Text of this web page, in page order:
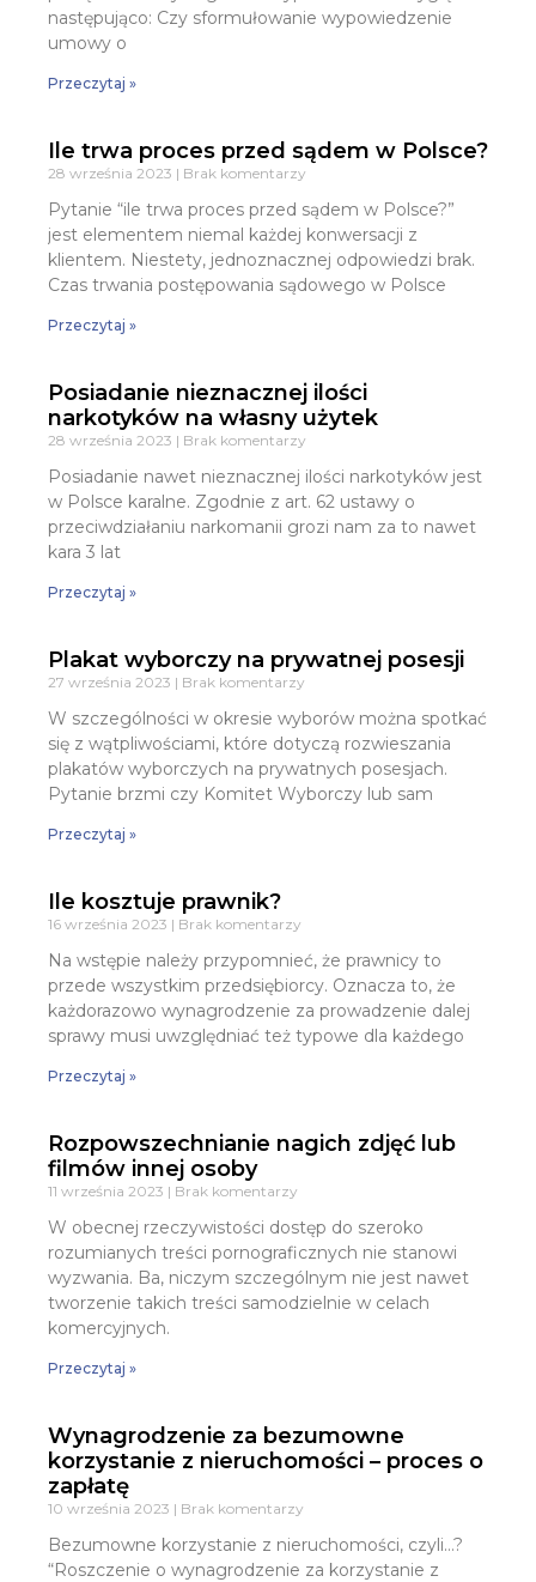
następująco: Czy sformułowanie wypowiedzenie
umowy o
Przeczytaj »
Ile trwa proces przed sądem w Polsce?
28 września 2023 Brak komentarzy
Pytanie “ile trwa proces przed sądem w Polsce?”
jest elementem niemal każdej konwersacji z
klientem. Niestety, jednoznacznej odpowiedzi brak.
Czas trwania postępowania sądowego w Polsce
Przeczytaj »
Posiadanie nieznacznej ilości
narkotyków na własny użytek
28 września 2023 Brak komentarzy
Posiadanie nawet nieznacznej ilości narkotyków jest
w Polsce karalne. Zgodnie z art. 62 ustawy o
przeciwdziałaniu narkomanii grozi nam za to nawet
kara 3 lat
Przeczytaj »
Plakat wyborczy na prywatnej posesji
27 września 2023 Brak komentarzy
W szczególności w okresie wyborów można spotkać
się z wątpliwościami, które dotyczą rozwieszania
plakatów wyborczych na prywatnych posesjach.
Pytanie brzmi czy Komitet Wyborczy lub sam
Przeczytaj »
Ile kosztuje prawnik?
16 września 2023 Brak komentarzy
Na wstępie należy przypomnieć, że prawnicy to
przede wszystkim przedsiębiorcy. Oznacza to, że
każdorazowo wynagrodzenie za prowadzenie dalej
sprawy musi uwzględniać też typowe dla każdego
Przeczytaj »
Rozpowszechnianie nagich zdjęć lub
filmów innej osoby
11 września 2023 Brak komentarzy
W obecnej rzeczywistości dostęp do szeroko
rozumianych treści pornograficznych nie stanowi
wyzwania. Ba, niczym szczególnym nie jest nawet
tworzenie takich treści samodzielnie w celach
komercyjnych.
Przeczytaj »
Wynagrodzenie za bezumowne
korzystanie z nieruchomości – proces o
zapłatę
10 września 2023 Brak komentarzy
Bezumowne korzystanie z nieruchomości, czyli…?
“Roszczenie o wynagrodzenie za korzystanie z